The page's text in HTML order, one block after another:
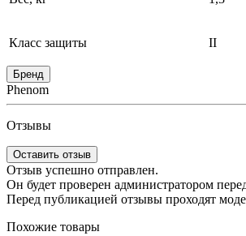
Класс защиты II
Бренд
Phenom
Отзывы
Оставить отзыв
Отзыв успешно отправлен.
Он будет проверен администратором
Перед публикацией отзывы проходят
Похожие товары